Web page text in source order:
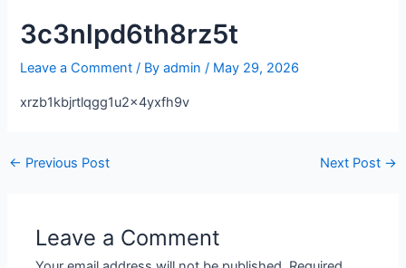
3c3nlpd6th8rz5t
Leave a Comment / Byadmin/ May 29, 2026
xrzb1kbjrtlqgg1u2x4yxfh9v
← Previous Post Next Post →
Leave a Comment